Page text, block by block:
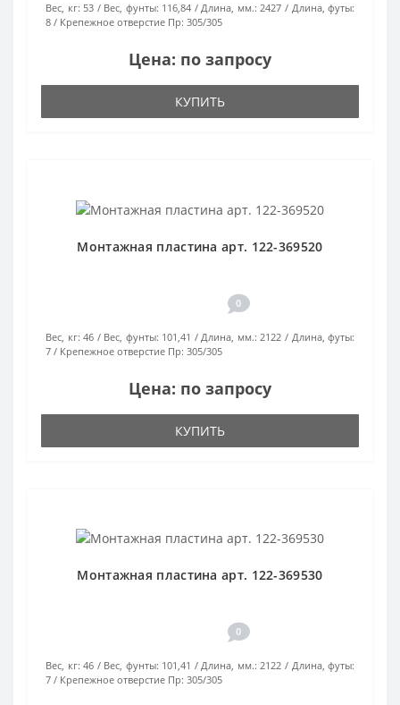
Вес, кг: 53 Вес, фунты: 116,84 Длина, мм.: 2427
Длина, футы:
8
Крепежное отверстие Пр: 305/305
Цена: по запросу
КУПИТЬ
Монтажная пластина арт. 122-369520
0
Вес, кг: 46 Вес, фунты: 101,41 Длина, мм.: 2122
Длина, футы:
7
Крепежное отверстие Пр: 305/305
Цена: по запросу
КУПИТЬ
Монтажная пластина арт. 122-369530
0
Вес, кг: 46 Вес, фунты: 101,41 Длина, мм.: 2122
Длина, футы:
7
Крепежное отверстие Пр: 305/305